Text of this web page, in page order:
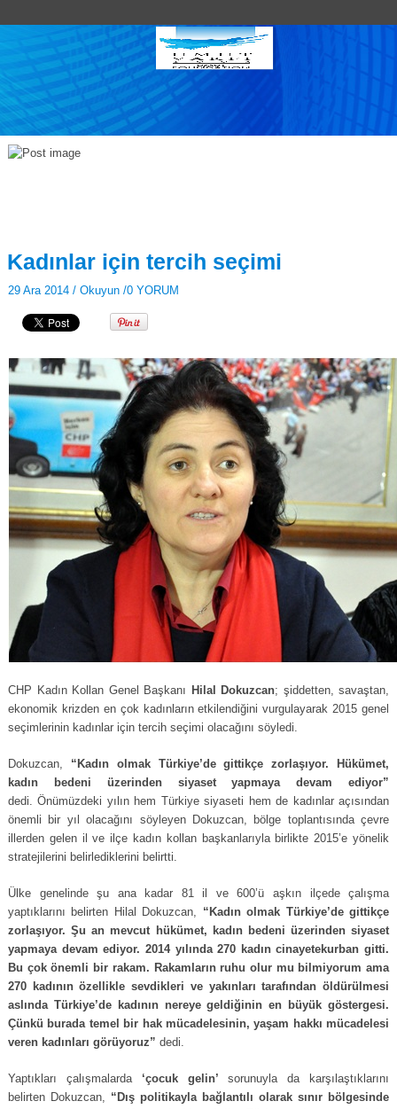
Kadınlar için tercih seçimi
29 Ara 2014 / Okuyun /0 YORUM
CHP Kadın Kollan Genel Başkanı Hilal Dokuzcan; şiddetten, savaştan,
ekonomik krizden en çok kadınların etkilendiğini vurgulayarak 2015 genel
seçimlerinin kadınlar için tercih seçimi olacağını söyledi.
Dokuzcan, “Kadın olmak Türkiye’de gittikçe zorlaşıyor. Hükümet,
kadın bedeni üzerinden siyaset yapmaya devam ediyor”
dedi. Önümüzdeki yılın hem Türkiye siyaseti hem de kadınlar açısından
önemli bir yıl olacağını söyleyen Dokuzcan, bölge toplantısında çevre
illerden gelen il ve ilçe kadın kollan başkanlarıyla birlikte 2015’e yönelik
stratejilerini belirlediklerini belirtti.
Ülke genelinde şu ana kadar 81 il ve 600’ü aşkın ilçede çalışma
yaptıklarını belirten Hilal Dokuzcan, “Kadın olmak Türkiye’de gittikçe
zorlaşıyor. Şu an mevcut hükümet, kadın bedeni üzerinden siyaset
yapmaya devam ediyor. 2014 yılında 270 kadın cinayetekurban gitti.
Bu çok önemli bir rakam. Rakamların ruhu olur mu bilmiyorum ama
270 kadının özellikle sevdikleri ve yakınları tarafından öldürülmesi
aslında Türkiye’de kadının nereye geldiğinin en büyük göstergesi.
Çünkü burada temel bir hak mücadelesinin, yaşam hakkı mücadelesi
veren kadınları görüyoruz” dedi.
Yaptıkları çalışmalarda ‘çocuk gelin’ sorunuyla da karşılaştıklarını
belirten Dokuzcan, “Dış politikayla bağlantılı olarak sınır bölgesinde